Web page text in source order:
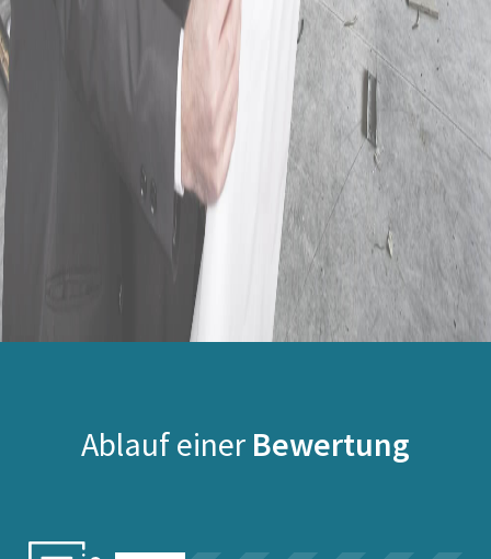
Ablauf einer Bewertung